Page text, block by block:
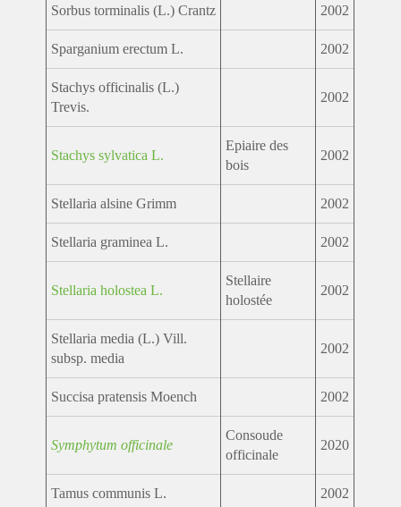
Sorbus torminalis (L.) Crantz 2002
Sparganium erectum L. 2002
Stachys officinalis (L.)
Trevis.
2002
Stachys sylvatica L.
Epiaire des
bois
2002
Stellaria alsine Grimm 2002
Stellaria graminea L. 2002
Stellaria holostea L.
Stellaire
holostée
2002
Stellaria media (L.) Vill.
subsp. media
2002
Succisa pratensis Moench 2002
Symphytum officinale
Consoude
officinale
2020
Tamus communis L. 2002